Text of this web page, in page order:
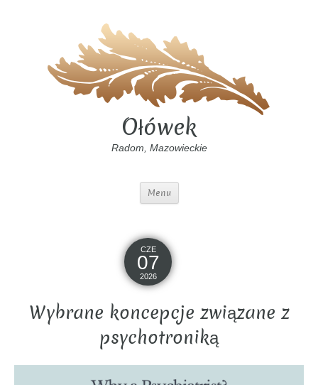
Ołówek
Radom, Mazowieckie
Menu
CZE
07
2026
Wybrane koncepcje związane z
psychotroniką